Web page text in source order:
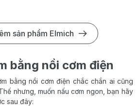
sản phẩm Elmich
bằng nồi cơm điện
bằng nồi cơm điện chắc chắn ai cũng
nhưng, muốn nấu cơm ngon, bạn hãy
sau đây: